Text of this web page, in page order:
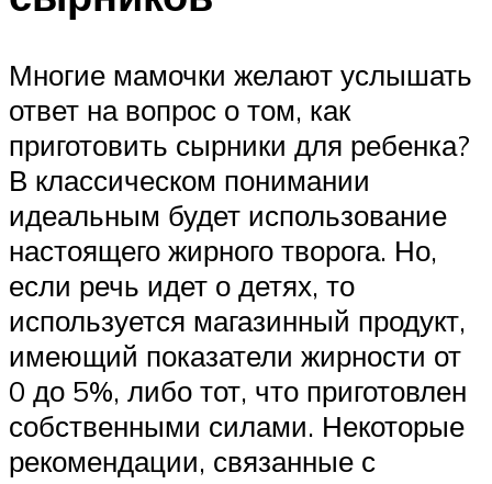
Многие мамочки желают услышать
ответ на вопрос о том, как
приготовить сырники для ребенка?
В классическом понимании
идеальным будет использование
настоящего жирного творога. Но,
если речь идет о детях, то
используется магазинный продукт,
имеющий показатели жирности от
0 до 5%, либо тот, что приготовлен
собственными силами. Некоторые
рекомендации, связанные с